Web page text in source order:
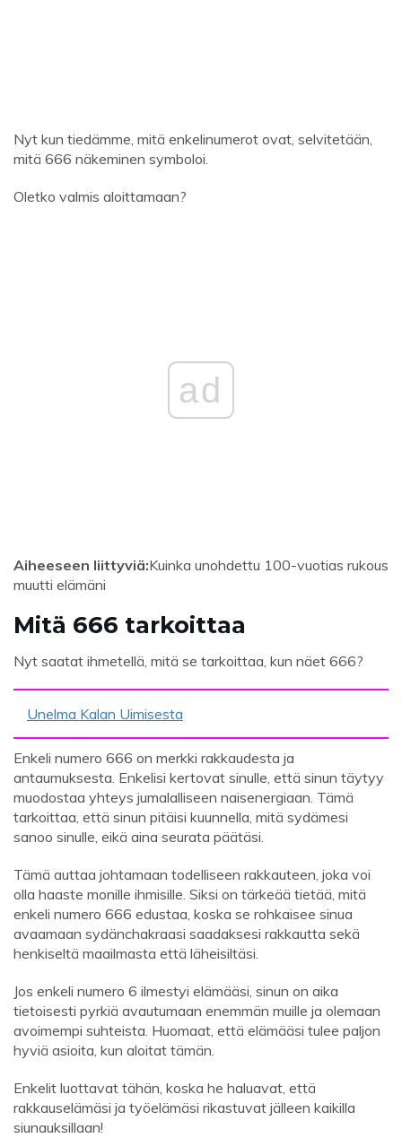
Nyt kun tiedämme, mitä enkelinumerot ovat, selvitetään,
mitä 666 näkeminen symboloi.
Oletko valmis aloittamaan?
ad
Aiheeseen liittyviä:Kuinka unohdettu 100-vuotias rukous
muutti elämäni
Mitä 666 tarkoittaa
Nyt saatat ihmetellä, mitä se tarkoittaa, kun näet 666?
Unelma Kalan Uimisesta
Enkeli numero 666 on merkki rakkaudesta ja
antaumuksesta. Enkelisi kertovat sinulle, että sinun täytyy
muodostaa yhteys jumalalliseen naisenergiaan. Tämä
tarkoittaa, että sinun pitäisi kuunnella, mitä sydämesi
sanoo sinulle, eikä aina seurata päätäsi.
Tämä auttaa johtamaan todelliseen rakkauteen, joka voi
olla haaste monille ihmisille. Siksi on tärkeää tietää, mitä
enkeli numero 666 edustaa, koska se rohkaisee sinua
avaamaan sydänchakraasi saadaksesi rakkautta sekä
henkiseltä maailmasta että läheisiltäsi.
Jos enkeli numero 6 ilmestyi elämääsi, sinun on aika
tietoisesti pyrkiä avautumaan enemmän muille ja olemaan
avoimempi suhteista. Huomaat, että elämääsi tulee paljon
hyviä asioita, kun aloitat tämän.
Enkelit luottavat tähän, koska he haluavat, että
rakkauselämäsi ja työelämäsi rikastuvat jälleen kaikilla
siunauksillaan!